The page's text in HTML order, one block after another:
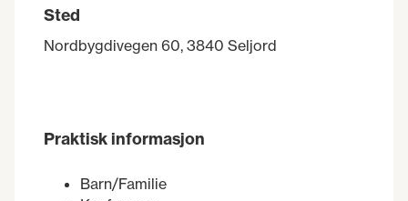
Sted
Nordbygdivegen 60, 3840 Seljord
Praktisk informasjon
Barn/Familie